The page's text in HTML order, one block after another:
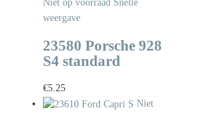
Niet op voorraad Snelle
weergave
23580 Porsche 928
S4 standard
€5.25
Niet